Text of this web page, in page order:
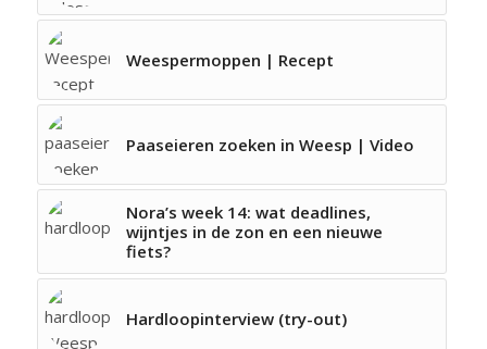
Weespermoppen | Recept
Paaseieren zoeken in Weesp | Video
Nora’s week 14: wat deadlines,
wijntjes in de zon en een nieuwe
fiets?
Hardloopinterview (try-out)